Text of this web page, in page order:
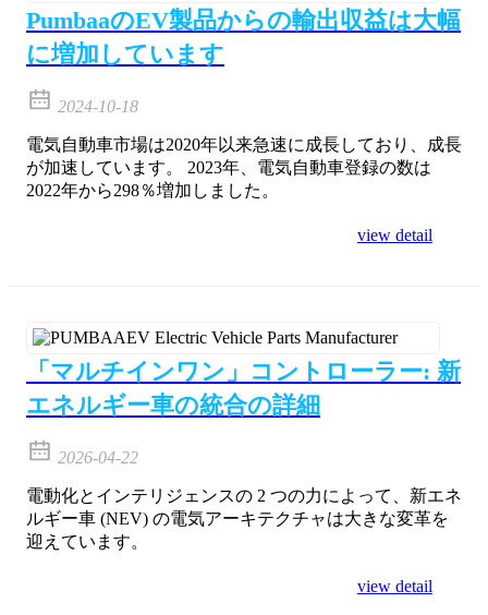
PumbaaのEV製品からの輸出収益は大幅
に増加しています
2024-10-18
電気自動車市場は2020年以来急速に成長しており、成長
が加速しています。 2023年、電気自動車登録の数は
2022年から298％増加しました。
view detail
「マルチインワン」コントローラー: 新
エネルギー車の統合の詳細
2026-04-22
電動化とインテリジェンスの 2 つの力によって、新エネ
ルギー車 (NEV) の電気アーキテクチャは大きな変革を
迎えています。
view detail